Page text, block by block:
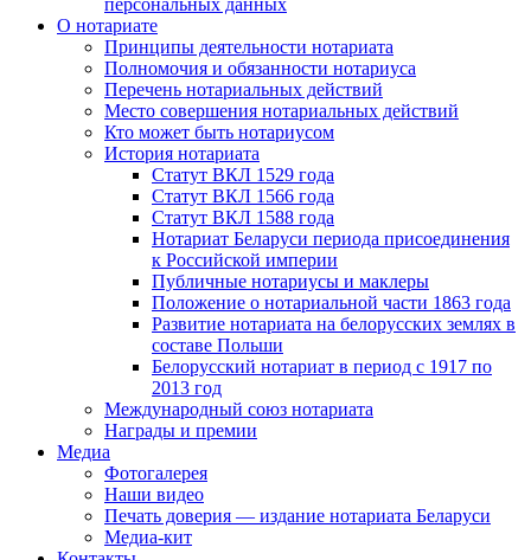
персональных данных
О нотариате
Принципы деятельности нотариата
Полномочия и обязанности нотариуса
Перечень нотариальных действий
Место совершения нотариальных действий
Кто может быть нотариусом
История нотариата
Статут ВКЛ 1529 года
Статут ВКЛ 1566 года
Статут ВКЛ 1588 года
Нотариат Беларуси периода присоединения
к Российской империи
Публичные нотариусы и маклеры
Положение о нотариальной части 1863 года
Развитие нотариата на белорусских землях в
составе Польши
Белорусский нотариат в период с 1917 по
2013 год
Международный союз нотариата
Награды и премии
Медиа
Фотогалерея
Наши видео
Печать доверия — издание нотариата Беларуси
Медиа-кит